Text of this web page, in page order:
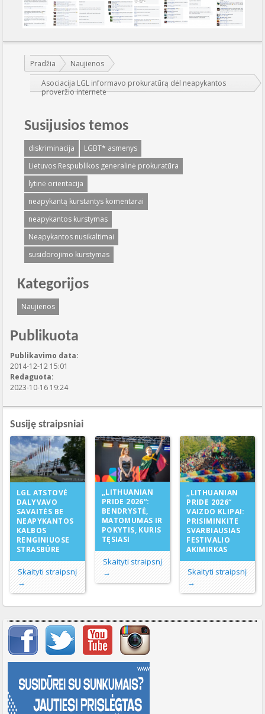
Jūs esate čia:
Pradžia
Naujienos
Asociacija LGL informavo prokuratūrą dėl neapykantos
proveržio internete
Susijusios temos
diskriminacija
LGBT* asmenys
Lietuvos Respublikos generalinė prokuratūra
lytinė orientacija
neapykantą kurstantys komentarai
neapykantos kurstymas
Neapykantos nusikaltimai
susidorojimo kurstymas
Kategorijos
Naujienos
Publikuota
Publikavimo data:
2014-12-12 15:01
Redaguota:
2023-10-16 19:24
Susiję straipsniai
LGL ATSTOVĖ
DALYVAVO
SAVAITĖS BE
NEAPYKANTOS
KALBOS
RENGINIUOSE
STRASBŪRE
Skaityti straipsnį
→
„LITHUANIAN
PRIDE 2026“:
BENDRYSTĖ,
MATOMUMAS IR
POKYTIS, KURIS
TĘSIASI
Skaityti straipsnį
→
„LITHUANIAN
PRIDE 2026“
VAIZDO KLIPAI:
PRISIMINKITE
SVARBIAUSIAS
FESTIVALIO
AKIMIRKAS
Skaityti straipsnį
→
Svarbių įrašų meniu